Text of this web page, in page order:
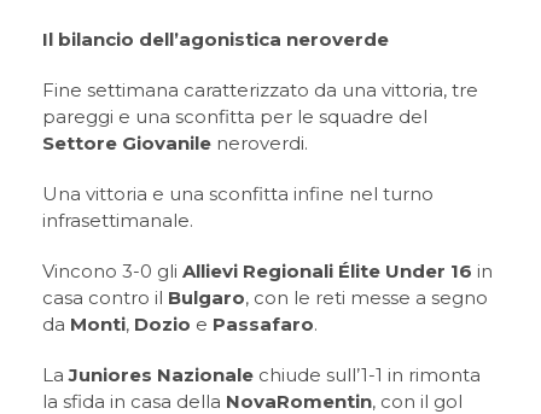
Il bilancio dell’agonistica neroverde
Fine settimana caratterizzato da una vittoria, tre
pareggi e una sconfitta per le squadre del
Settore Giovanile neroverdi.
Una vittoria e una sconfitta infine nel turno
infrasettimanale.
Vincono 3-0 gli Allievi Regionali Élite Under 16 in
casa contro il Bulgaro, con le reti messe a segno
da Monti, Dozio e Passafaro.
LaJuniores Nazionale chiude sull’1-1 in rimonta
la sfida in casa della NovaRomentin, con il gol